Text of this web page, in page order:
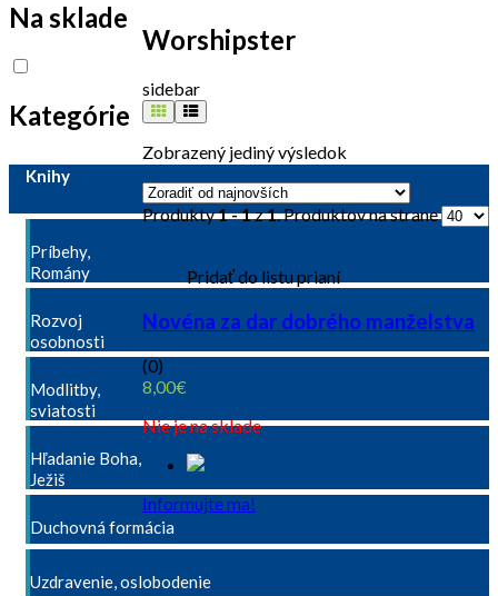
Worshipster
sidebar
Zobrazený jediný výsledok
Produkty1 - 1z1. Produktov na strane
Pridať do listu prianí
Novéna za dar dobrého manželstva
(0)
8,00€
Nie je na sklade
Informujte ma!
Na sklade
Kategórie
Knihy
Príbehy,
Romány
Rozvoj
osobnosti
Modlitby,
sviatosti
Hľadanie Boha,
Ježiš
Duchovná formácia
Uzdravenie, oslobodenie